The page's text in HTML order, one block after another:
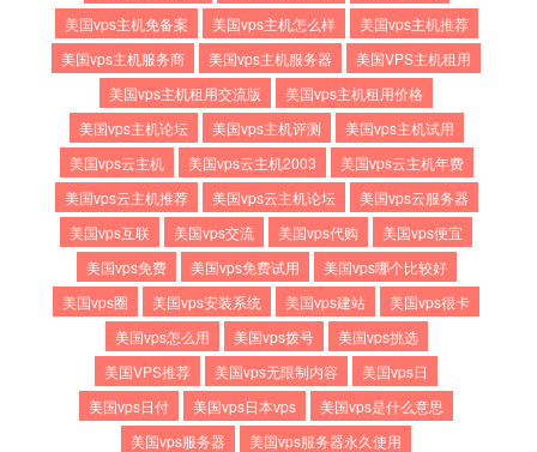
美国vps主机免备案
美国vps主机怎么样
美国vps主机推荐
美国vps主机服务商
美国vps主机服务器
美国VPS主机租用
美国vps主机租用交流版
美国vps主机租用价格
美国vps主机论坛
美国vps主机评测
美国vps主机试用
美国vps云主机
美国vps云主机2003
美国vps云主机年费
美国vps云主机推荐
美国vps云主机论坛
美国vps云服务器
美国vps互联
美国vps交流 美国vps代购
美国vps便宜
美国vps免费
美国vps免费试用
美国vps哪个比较好
美国vps圈
美国vps安装系统 美国vps建站
美国vps很卡
美国vps怎么用
美国vps拨号
美国vps挑选
美国VPS推荐
美国vps无限制内容
美国vps日
美国vps日付
美国vps日本vps
美国vps是什么意思
美国vps服务器
美国vps服务器永久使用